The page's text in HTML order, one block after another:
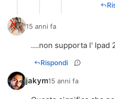
15 anni fa
....non supporta l' Ipad
Rispondi
jakym15 anni fa